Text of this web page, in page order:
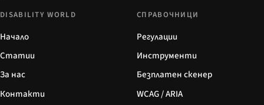
DISABILITY WORLD
Начало
Статии
За нас
Контакти
СПРАВОЧНИЦИ
Регулации
Инструменти
Безплатен скенер
WCAG / ARIA